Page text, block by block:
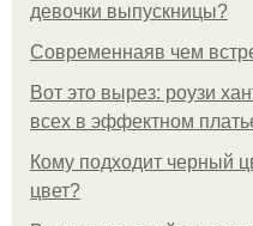
девочки выпускницы?
Современнаяв чем
Вот это вырез: роузи
всех в эффектном
Кому подходит черный
цвет?